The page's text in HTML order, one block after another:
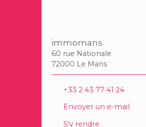
immomans
60 rue Nationale
72000 Le Mans
+33 2 43 77 41 24
Envoyer un e-mail
S'y rendre